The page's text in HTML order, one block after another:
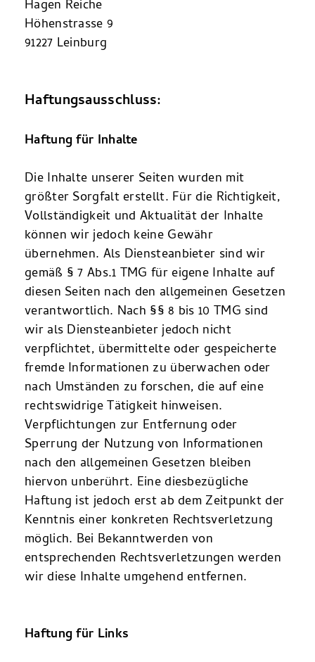
Hagen Reiche
Höhenstrasse 9
91227 Leinburg
Haftungsausschluss:
Haftung für Inhalte
Die Inhalte unserer Seiten wurden mit
größter Sorgfalt erstellt. Für die Richtigkeit,
Vollständigkeit und Aktualität der Inhalte
können wir jedoch keine Gewähr
übernehmen. Als Diensteanbieter sind wir
gemäß § 7 Abs.1 TMG für eigene Inhalte auf
diesen Seiten nach den allgemeinen Gesetzen
verantwortlich. Nach §§ 8 bis 10 TMG sind
wir als Diensteanbieter jedoch nicht
verpflichtet, übermittelte oder gespeicherte
fremde Informationen zu überwachen oder
nach Umständen zu forschen, die auf eine
rechtswidrige Tätigkeit hinweisen.
Verpflichtungen zur Entfernung oder
Sperrung der Nutzung von Informationen
nach den allgemeinen Gesetzen bleiben
hiervon unberührt. Eine diesbezügliche
Haftung ist jedoch erst ab dem Zeitpunkt der
Kenntnis einer konkreten Rechtsverletzung
möglich. Bei Bekanntwerden von
entsprechenden Rechtsverletzungen werden
wir diese Inhalte umgehend entfernen.
Haftung für Links